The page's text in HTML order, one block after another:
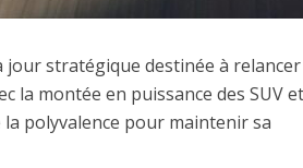
jour stratégique destinée à
la montée en puissance des SUV et
polyvalence pour maintenir sa